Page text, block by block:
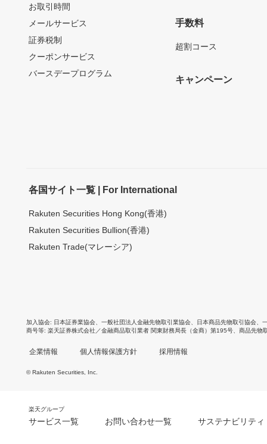
お取引時間
メールサービス
証券税制
クーポンサービス
バースデープログラム
手数料
超割コース
キャンペーン
各国サイト一覧 | For International
Rakuten Securities Hong Kong(香港)
Rakuten Securities Bullion(香港)
Rakuten Trade(マレーシア)
加入協会 日本証券業協会 一般社団法人金融先物取引業協会 日本商品先物取引協会
商号等 楽天証券株式会社／金融商品取引業者 関東財務局長（金商）第195号、商品先物
企業情報 個人情報保護方針 採用情報
© Rakuten Securities, Inc.
楽天グループ
サービス一覧 お問い合わせ一覧 サステナビリティ